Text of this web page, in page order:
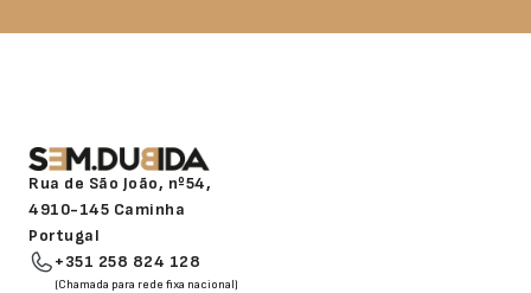
Rua de São João, nº54,
4910-145 Caminha
Portugal
+351 258 824 128
(Chamada para rede fixa nacional)